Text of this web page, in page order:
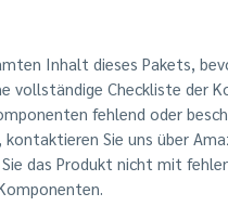
Inhalt dieses Pakets,
vollständige Checkliste der
fehlend oder
Sie uns über
das Produkt nicht mit